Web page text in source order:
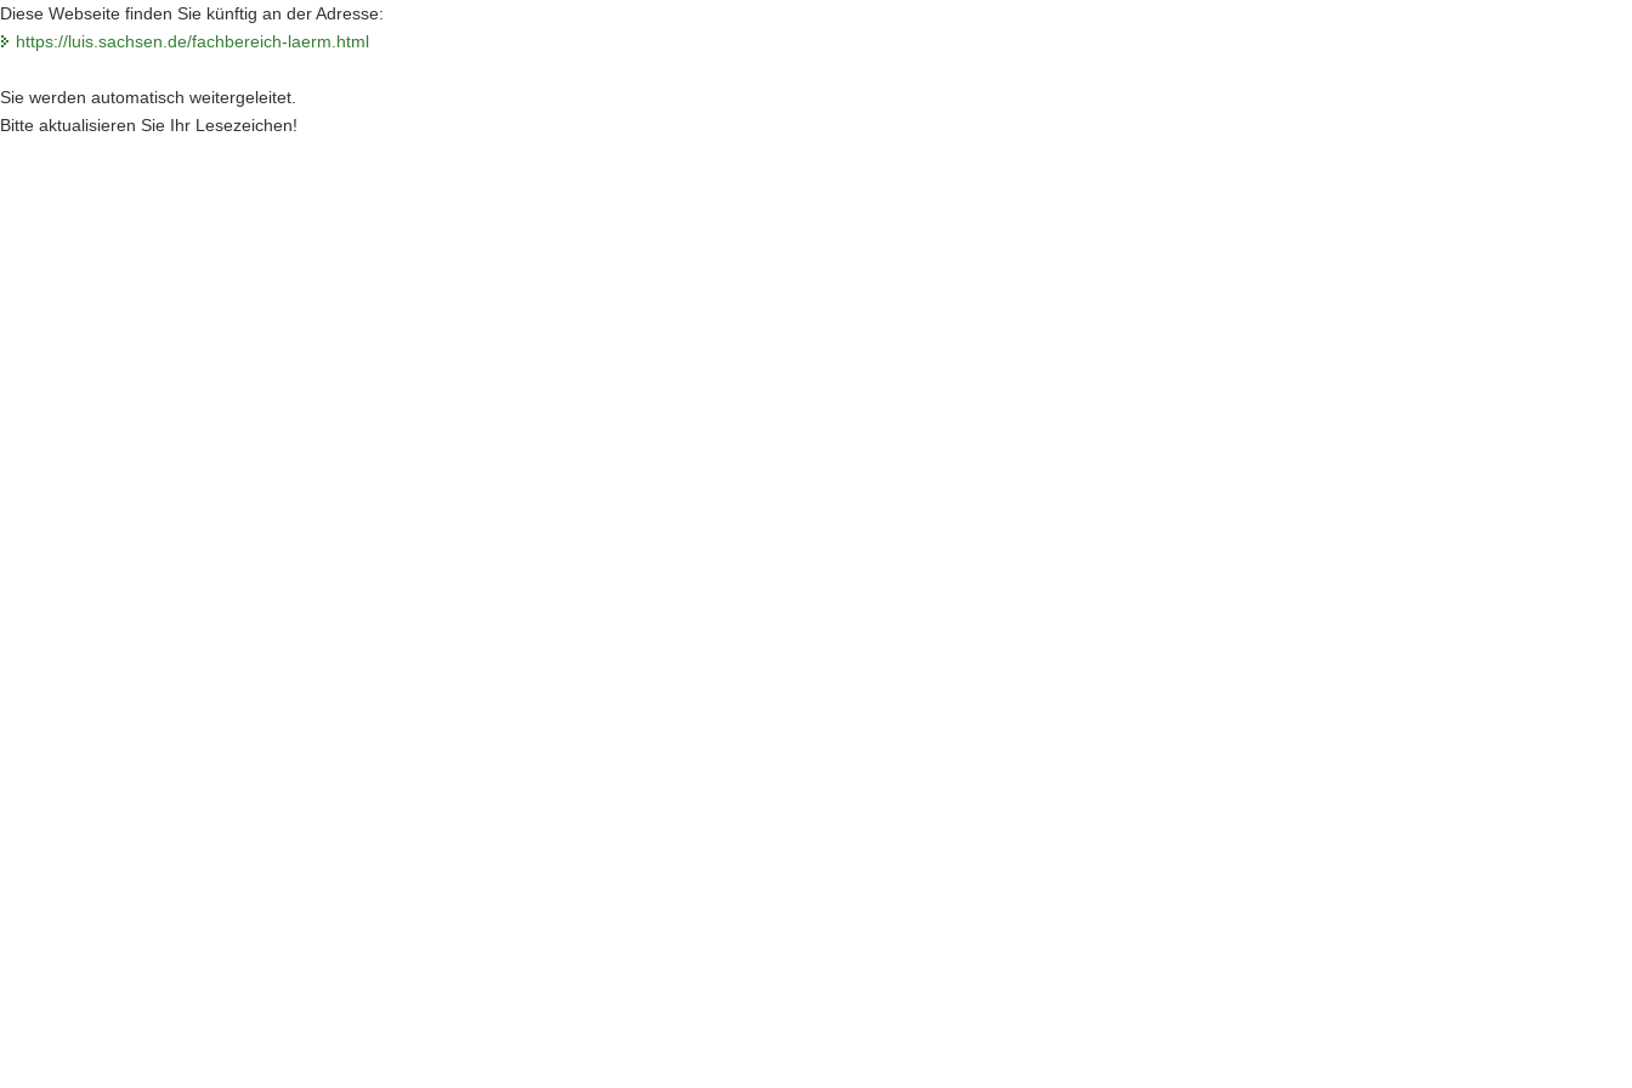
Diese Webseite finden Sie künftig an der Adresse:
https://luis.sachsen.de/fachbereich-laerm.html
Sie werden automatisch weitergeleitet.
Bitte aktualisieren Sie Ihr Lesezeichen!